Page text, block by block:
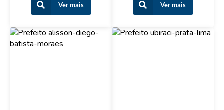
Ver mais Ver mais